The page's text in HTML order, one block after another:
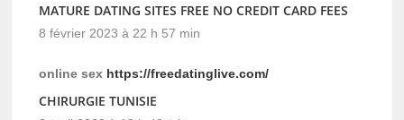
MATURE DATING SITES FREE NO CREDIT CARD FEES
8 février 2023 à 22 h 57 min
online sex https://freedatinglive.com/
CHIRURGIE TUNISIE